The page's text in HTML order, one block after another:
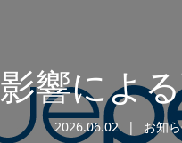
響によ
2026.06.02 お知